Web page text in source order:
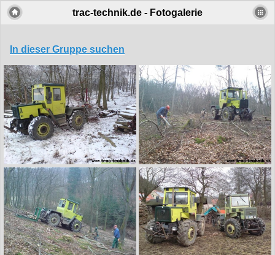
trac-technik.de - Fotogalerie
In dieser Gruppe suchen